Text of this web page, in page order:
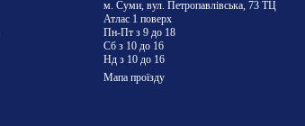
м. Суми, вул. Петропавлівська, 73 ТЦ
Атлас 1 поверх
Пн-Пт з 9 до 18
Сб з 10 до 16
Нд з 10 до 16
Мапа проїзду